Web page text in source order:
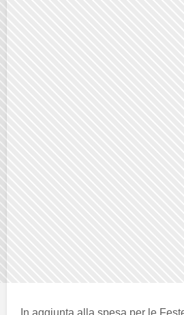
In aggiunta alla spesa per le